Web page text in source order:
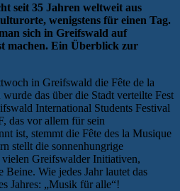
seit 35 Jahren weltweit aus
wenigstens für einen Tag.
sich in Greifswald auf
machen. Ein Überblick zur
in Greifswald die Fête de la
das über die Stadt verteilte Fest
International Students Festival
das vor allem für sein
ist, stemmt die Fête des la Musique
stellt die sonnenhungrige
Greifswalder Initiativen,
Wie jedes Jahr lautet das
Jahres: „Musik für alle“!